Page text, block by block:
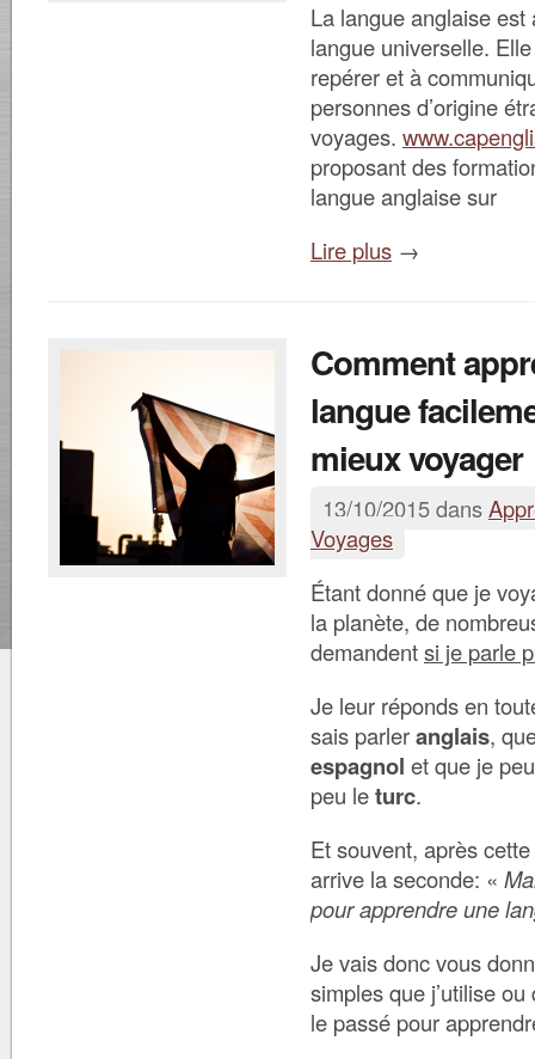
La langue anglaise est
langue universelle.
repérer et à
personnes d’origine
voyages.
proposant des
langue anglaise sur
Lire plus →
Comment
langue
mieux voyager
13/10/2015 dans
Voyages
Étant donné que je
la planète, de
demandentsi je parle
Je leur réponds en
sais parleranglais,
espagnol et que je
peu leturc.
Et souvent, après
arrive la seconde: «
pour apprendre une
Je vais donc vous
simples que j’utilise ou
le passé pour